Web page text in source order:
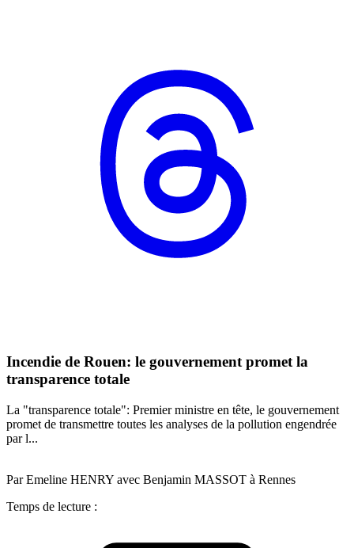
Incendie de Rouen: le gouvernement promet la
transparence totale
La "transparence totale": Premier ministre en tête, le gouvernement
promet de transmettre toutes les analyses de la pollution engendrée
par l...
Par Emeline HENRY avec Benjamin MASSOT à Rennes
Temps de lecture :